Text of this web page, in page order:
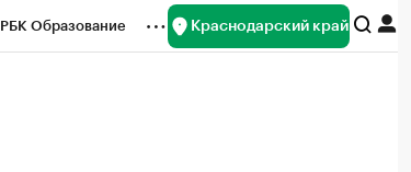
РБК Образование Краснодарский край